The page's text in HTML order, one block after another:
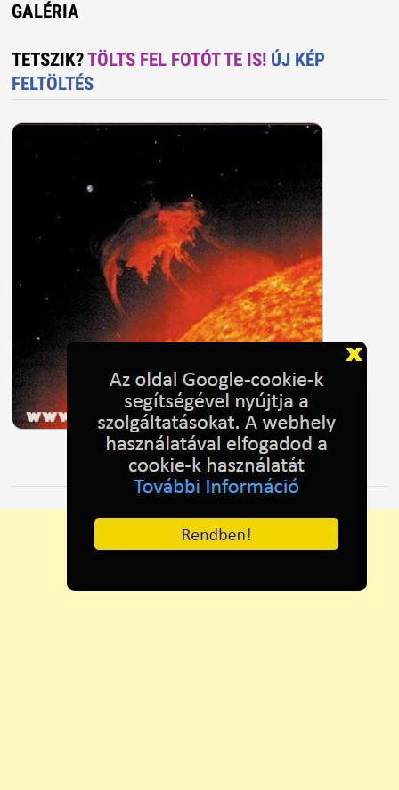
GALÉRIA
TETSZIK?TÖLTS FEL FOTÓT TE IS! ÚJ KÉP
FELTÖLTÉS